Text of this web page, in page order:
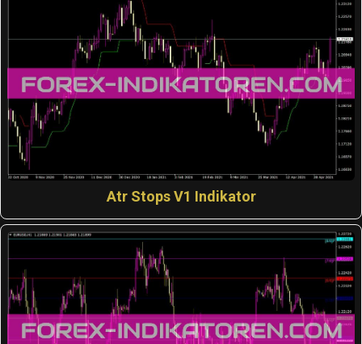
Atr Stops V1 Indikator